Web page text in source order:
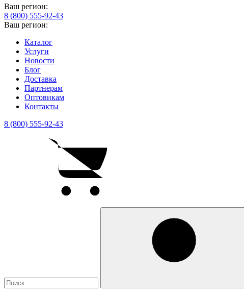
Ваш регион:
8 (800) 555-92-43
Ваш регион:
Каталог
Услуги
Новости
Блог
Доставка
Партнерам
Оптовикам
Контакты
8 (800) 555-92-43